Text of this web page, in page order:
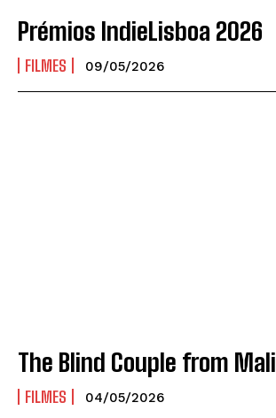
Prémios IndieLisboa 2026
FILMES 09/05/2026
The Blind Couple from Mali
FILMES 04/05/2026